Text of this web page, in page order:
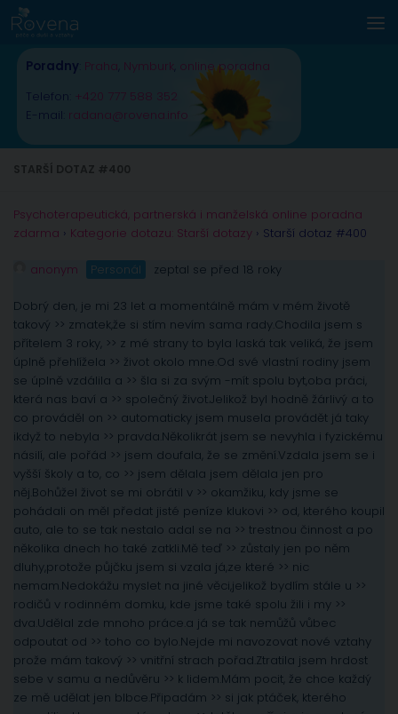
Skip to content
Poradny Praha Nymburk online poradna
Telefon: +420 777 588 352
E-mail: radana@rovena.info
Psychoterapeutická, partnerská i manželská online poradna
zdarma › Kategorie dotazu: Starší dotazy › Starší dotaz #400
anonym Personál zeptal se před 18 roky
Dobrý den, je mi 23 let a momentálně mám v mém životě
takový >> zmatek,že si stím nevím sama rady.Chodila jsem s
přítelem 3 roky, >> z mé strany to byla laská tak veliká, že jsem
úplně přehlížela >> život okolo mne.Od své vlastní rodiny jsem
se úplně vzdálila a >> šla si za svým -mít spolu byt,oba práci,
která nas baví a >> společný život.Jelikož byl hodně žárlivý a to
co prováděl on >> automaticky jsem musela provádět já taky
ikdyž to nebyla >> pravda.Několikrát jsem se nevyhla i fyzickému
násilí, ale pořád >> jsem doufala, že se změní.Vzdala jsem se i
vyšší školy a to, co >> jsem dělala jsem dělala jen pro
něj.Bohůžel život se mi obrátil v >> okamžiku, kdy jsme se
pohádali on měl předat jisté peníze klukovi >> od, kterého koupil
auto, ale to se tak nestalo adal se na >> trestnou činnost a po
několika dnech ho také zatkli.Mě teď >> zůstaly jen po něm
dluhy,protože půjčku jsem si vzala já,ze které >> nic
nemam.Nedokážu myslet na jiné věci,jelikož bydlím stále u >>
rodičů v rodinném domku, kde jsme také spolu žili i my >>
dva.Udělal zde mnoho práce.a já se tak nemůžů vůbec
odpoutat od >> toho co bylo.Nejde mi navozovat nové vztahy
prože mám takový >> vnitřní strach pořad.Ztratila jsem hrdost
sebe v samu a nedůvěru >> k lidem.Mám pocit, že chce každý
ze mě udělat jen blbce.Připadám >> si jak ptáček, kterého